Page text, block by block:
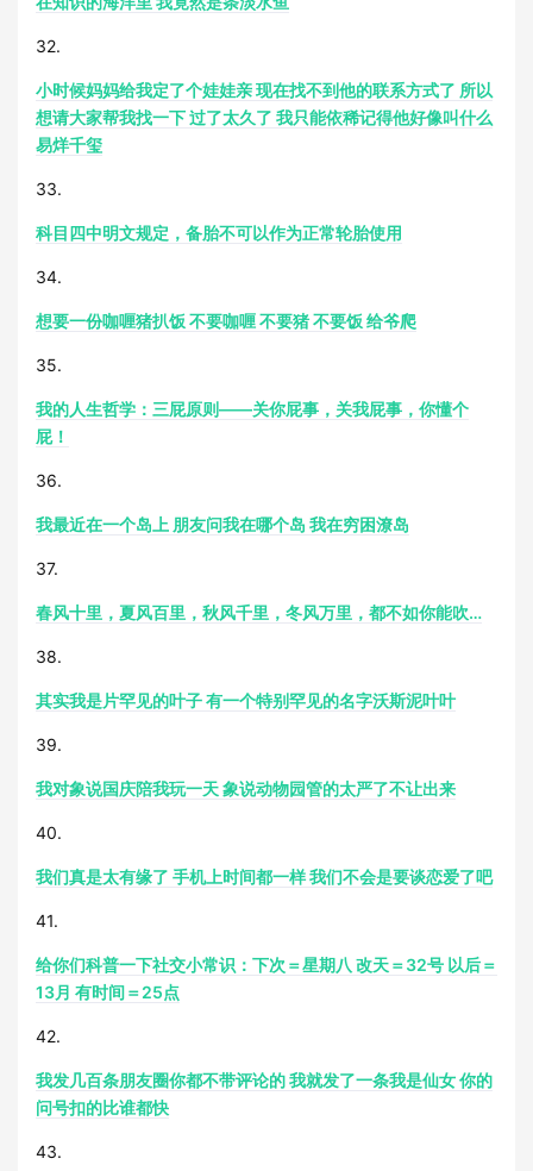
32.
小时候妈妈给我定了个娃娃亲 现在找不到他的联系方式了 所以
想请大家帮我找一下 过了太久了 我只能依稀记得他好像叫什么
易烊千玺
33.
科目四中明文规定，备胎不可以作为正常轮胎使用
34.
想要一份咖喱猪扒饭 不要咖喱 不要猪 不要饭 给爷爬
35.
我的人生哲学：三屁原则――关你屁事，关我屁事，你懂个
屁！
36.
我最近在一个岛上 朋友问我在哪个岛 我在穷困潦岛
37.
春风十里，夏风百里，秋风千里，冬风万里，都不如你能吹…
38.
其实我是片罕见的叶子 有一个特别罕见的名字沃斯泥叶叶
39.
我对象说国庆陪我玩一天 象说动物园管的太严了不让出来
40.
我们真是太有缘了 手机上时间都一样 我们不会是要谈恋爱了吧
41.
给你们科普一下社交小常识：下次＝星期八 改天＝32号 以后＝
13月 有时间＝25点
42.
我发几百条朋友圈你都不带评论的 我就发了一条我是仙女 你的
问号扣的比谁都快
43.